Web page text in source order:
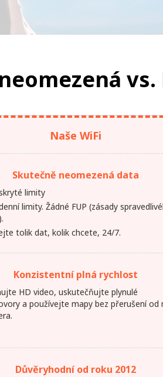
vs.
Naše WiFi
Skutečně neomezená data
limity
limity. Žádné FUP (zásady
tolik dat, kolik chcete, 24/7.
Konzistentní plná rychlost
HD video, uskutečňujte plynulé
a používejte mapy bez přerušení od
Důvěryhodní od roku 2012